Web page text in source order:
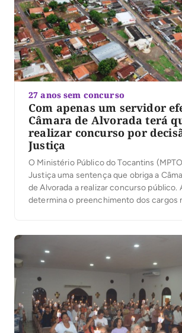
27 anos sem concurso
Com apenas um servidor
Câmara de Alvorada terá
realizar concurso por
Justiça
O Ministério Público do Tocantins
Justiça uma sentença que obriga a
de Alvorada a realizar concurso público.
determina o preenchimento dos cargos
técnicas e operacionais, destinadas
servidores efetivos. No processo, […]